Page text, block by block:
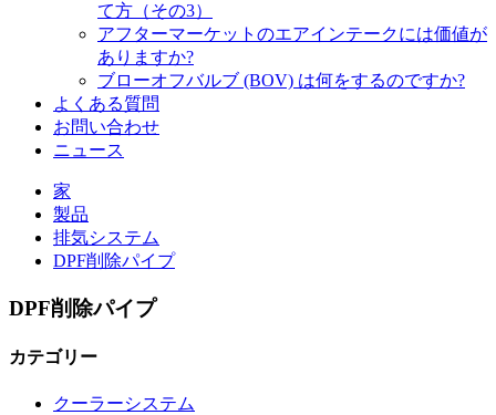
て方（その3）
アフターマーケットのエアインテークには価値が
ありますか?
ブローオフバルブ (BOV) は何をするのですか?
よくある質問
お問い合わせ
ニュース
家
製品
排気システム
DPF削除パイプ
DPF削除パイプ
カテゴリー
クーラーシステム